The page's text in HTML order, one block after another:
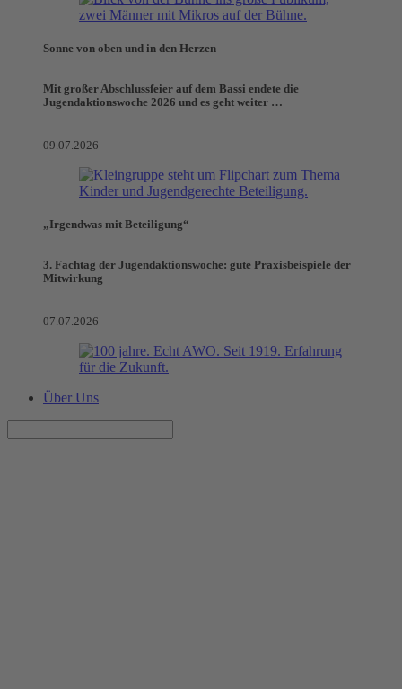
Sonne von oben und in den Herzen
Mit großer Abschlussfeier auf dem Bassi endete die
Jugendaktionswoche 2026 und es geht weiter …
09.07.2026
„Irgendwas mit Beteiligung“
3. Fachtag der Jugendaktionswoche: gute Praxisbeispiele der
Mitwirkung
07.07.2026
Über Uns